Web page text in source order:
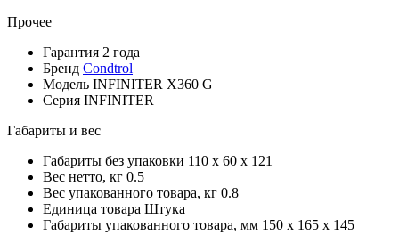
Прочее
Гарантия 2 года
Бренд Condtrol
Модель INFINITER X360 G
Серия INFINITER
Габариты и вес
Габариты без упаковки 110 x 60 x 121
Вес нетто, кг 0.5
Вес упакованного товара, кг 0.8
Единица товара Штука
Габариты упакованного товара, мм 150 x 165 x 145